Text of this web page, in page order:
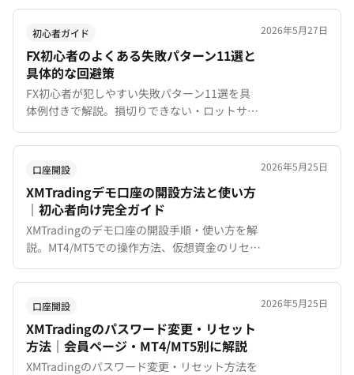
具体的な計算例付きで説明します。
初心者ガイド
FX初心者のよくある失敗パターン11選と
具体的な回避策
FX初心者が犯しやすい失敗パターン11選を具
体例付きで解説。損切りできない・ロットサイ
ズが大きすぎる・根拠なしエントリーなど典型
的な失敗の原因と具体的な回避策を紹介しま
す。
2026年5月27日
口座開設
XMTradingデモ口座の開設方法と使い方
｜初心者向け完全ガイド
XMTradingのデモ口座の開設手順・使い方を解
説。MT4/MT5での操作方法、仮想資金のリセッ
ト方法、リアル口座との違い、デモ口座の有効
期限と注意点まで網羅。
2026年5月25日
口座開設
XMTradingのパスワード変更・リセット
方法｜会員ページ・MT4/MT5別に解説
XMTradingのパスワード変更・リセット方法を
2026年5月25日